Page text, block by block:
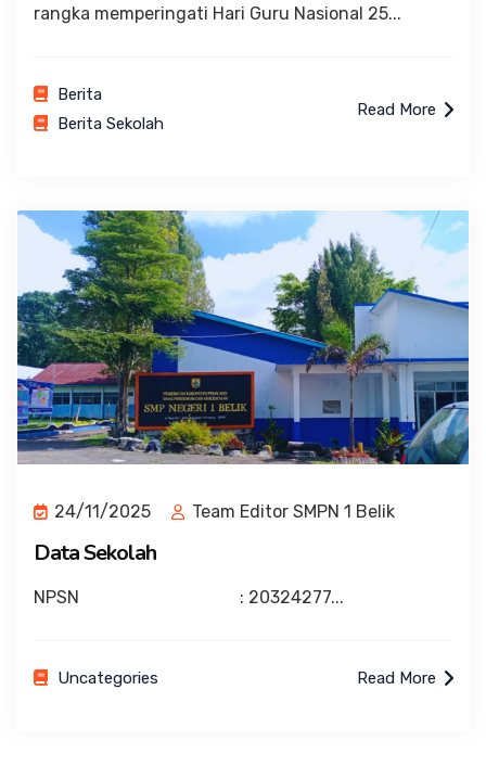
rangka memperingati Hari Guru Nasional 25...
Berita
Berita Sekolah
Read More
24/11/2025 Team Editor SMPN 1 Belik
Data Sekolah
NPSN : 20324277...
Uncategories Read More